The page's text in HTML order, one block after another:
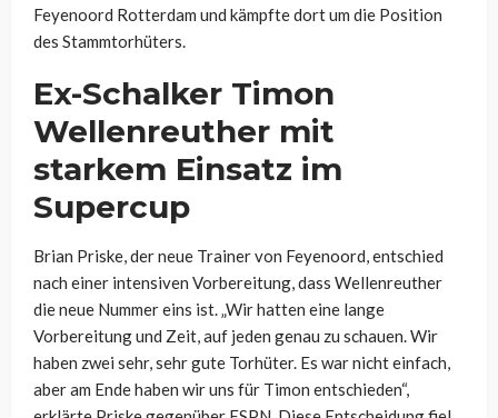
Feyenoord Rotterdam und kämpfte dort um die Position
des Stammtorhüters.
Ex-Schalker Timon
Wellenreuther mit
starkem Einsatz im
Supercup
Brian Priske, der neue Trainer von Feyenoord, entschied
nach einer intensiven Vorbereitung, dass Wellenreuther
die neue Nummer eins ist. „Wir hatten eine lange
Vorbereitung und Zeit, auf jeden genau zu schauen. Wir
haben zwei sehr, sehr gute Torhüter. Es war nicht einfach,
aber am Ende haben wir uns für Timon entschieden“,